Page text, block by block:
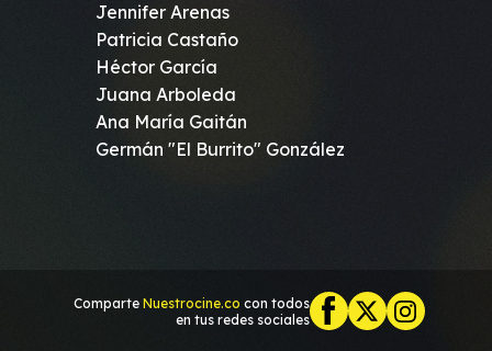
Jennifer Arenas
Patricia Castaño
Héctor García
Juana Arboleda
Ana María Gaitán
Germán "El Burrito" González
Comparte Nuestrocine.co con todos
en tus redes sociales